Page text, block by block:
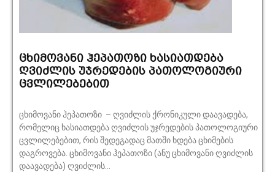
ცხიმოვანი ჰეპათოზი ხასიათდება
ღვიძლის უჯრედების პათოლოგიური
ცვლილებებით
ცხიმოვანი ჰეპათოზი – ღვიძლის ქრონიკული დაავადება,
რომელიც ხასიათდება ღვიძლის უჯრედების პათოლოგიური
ცვლილებებით, რის შედეგადაც მათში ხდება ცხიმების
დაგროვება. ცხიმოვანი ჰეპათოზი (ანუ ცხიმოვანი ღვიძლის
დაავადება) ღვიძლის...